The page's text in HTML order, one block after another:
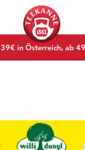
in Österreich, ab